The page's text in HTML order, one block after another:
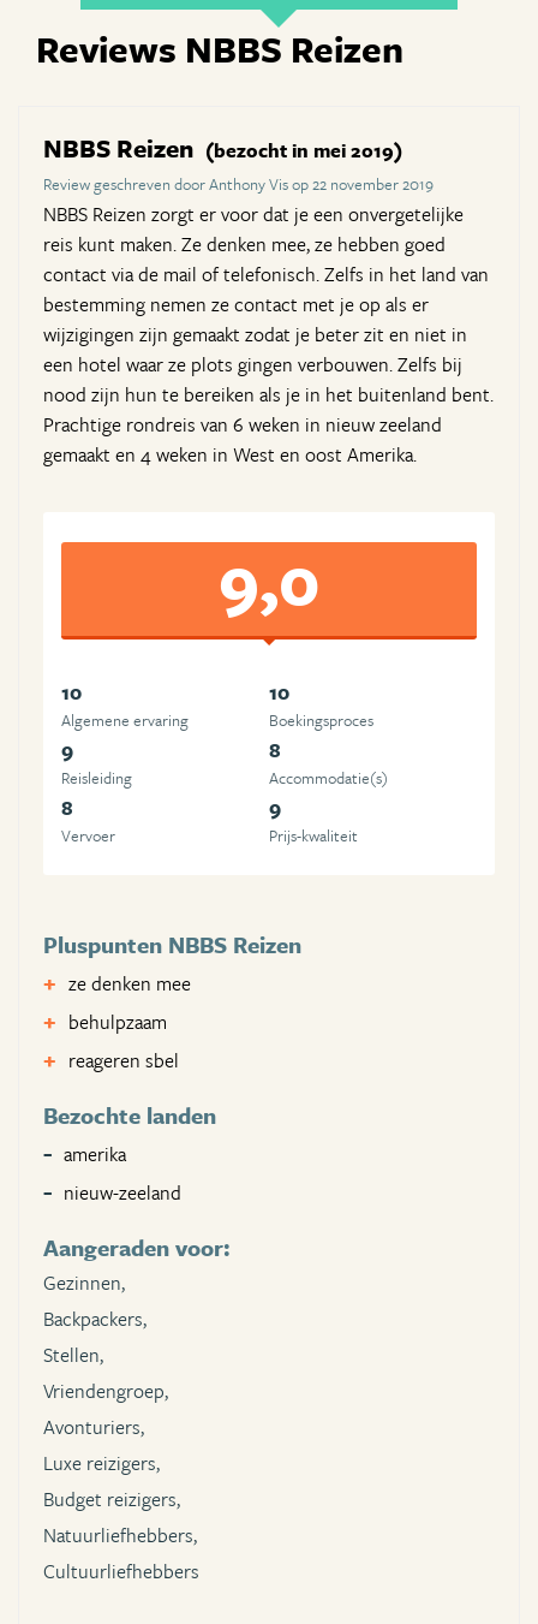
Reviews NBBS Reizen
NBBS Reizen (bezocht in mei 2019)
Review geschreven door Anthony Vis op 22 november 2019
NBBS Reizen zorgt er voor dat je een onvergetelijke
reis kunt maken. Ze denken mee, ze hebben goed
contact via de mail of telefonisch. Zelfs in het land van
bestemming nemen ze contact met je op als er
wijzigingen zijn gemaakt zodat je beter zit en niet in
een hotel waar ze plots gingen verbouwen. Zelfs bij
nood zijn hun te bereiken als je in het buitenland bent.
Prachtige rondreis van 6 weken in nieuw zeeland
gemaakt en 4 weken in West en oost Amerika.
9,0
10
Algemene ervaring
10
Boekingsproces
9
Reisleiding
8
Accommodatie(s)
8
Vervoer
9
Prijs-kwaliteit
Pluspunten NBBS Reizen
ze denken mee
behulpzaam
reageren sbel
Bezochte landen
amerika
nieuw-zeeland
Aangeraden voor:
Gezinnen,
Backpackers,
Stellen,
Vriendengroep,
Avonturiers,
Luxe reizigers,
Budget reizigers,
Natuurliefhebbers,
Cultuurliefhebbers